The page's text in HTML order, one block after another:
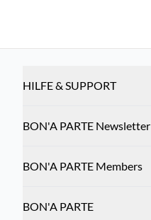
HILFE & SUPPORT
BON'A PARTE Newsletter
BON'A PARTE Members
BON'A PARTE